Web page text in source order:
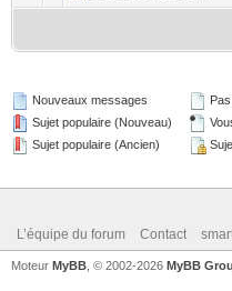
Nouveaux messages
Sujet populaire (Nouveau)
Sujet populaire (Ancien)
L’équipe du forum Contact
Moteur MyBB , © 2002-2026 MyBB